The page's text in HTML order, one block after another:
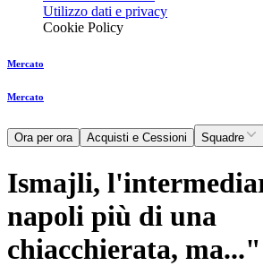
Utilizzo dati e privacy
Cookie Policy
Mercato
Mercato
Ora per ora Acquisti e Cessioni Squadre
Ismajli,
napoli più di una
chiacchierata, ma..."